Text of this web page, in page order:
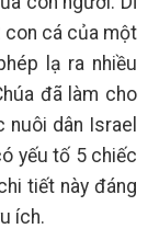
con cá của một
lạ ra nhiều
đã làm cho
dân Israel
yếu tố 5 chiếc
tiết này đáng
ích.